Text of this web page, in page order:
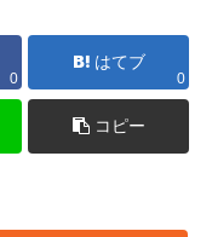
0
はてブ
0
コピー